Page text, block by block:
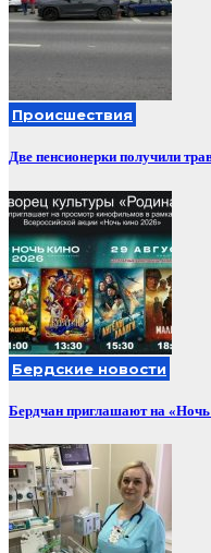
Происшествия
Две пенсионерки получили
Бердские новости
Бердчан приглашают на